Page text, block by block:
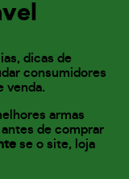
dicas de
consumidores
venda.
armas
de comprar
se o site, loja